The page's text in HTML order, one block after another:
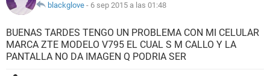
blackglove - 6 sep 2015 a las 01:48
BUENAS TARDES TENGO UN PROBLEMA CON MI CELULAR
MARCA ZTE MODELO V795 EL CUAL S M CALLO Y LA
PANTALLA NO DA IMAGEN Q PODRIA SER